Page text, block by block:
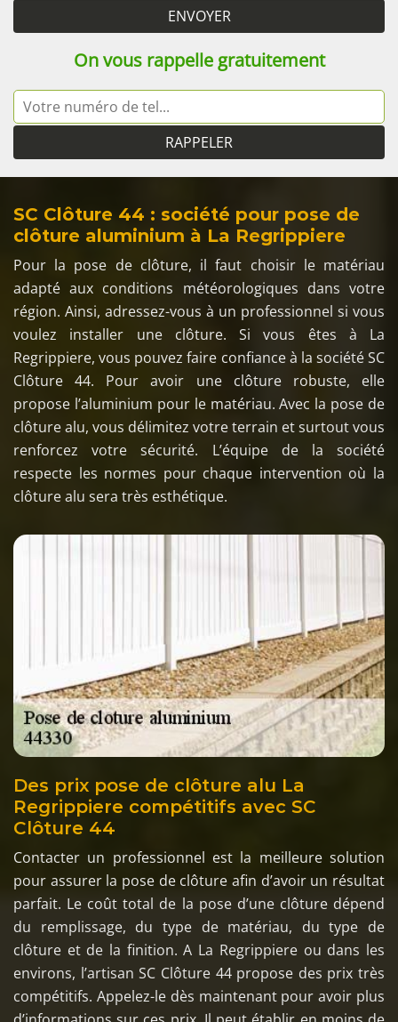
On vous rappelle gratuitement
SC Clôture 44 : société pour pose de
clôture aluminium à La Regrippiere
Pour la pose de clôture, il faut choisir le matériau
adapté aux conditions météorologiques dans votre
région. Ainsi, adressez-vous à un professionnel si vous
voulez installer une clôture. Si vous êtes à La
Regrippiere, vous pouvez faire confiance à la société SC
Clôture 44. Pour avoir une clôture robuste, elle
propose l’aluminium pour le matériau. Avec la pose de
clôture alu, vous délimitez votre terrain et surtout vous
renforcez votre sécurité. L’équipe de la société
respecte les normes pour chaque intervention où la
clôture alu sera très esthétique.
Des prix pose de clôture alu La
Regrippiere compétitifs avec SC
Clôture 44
Contacter un professionnel est la meilleure solution
pour assurer la pose de clôture afin d’avoir un résultat
parfait. Le coût total de la pose d’une clôture dépend
du remplissage, du type de matériau, du type de
clôture et de la finition. A La Regrippiere ou dans les
environs, l’artisan SC Clôture 44 propose des prix très
compétitifs. Appelez-le dès maintenant pour avoir plus